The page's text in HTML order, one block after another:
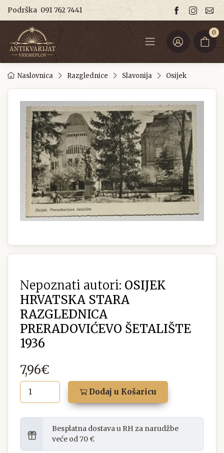
Podrška 091 762 7441
0
Naslovnica Razglednice Slavonija Osijek
Nepoznati autori: OSIJEK
HRVATSKA STARA
RAZGLEDNICA
PRERADOVIĆEVO ŠETALIŠTE
1936
7,96€
Dodaj u Košaricu
Besplatna dostava u RH za narudžbe
veće od 70 €